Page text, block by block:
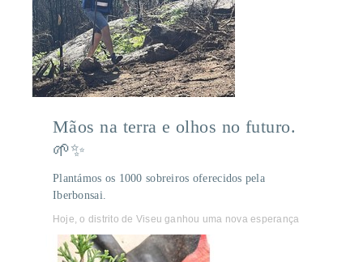
Mãos na terra e olhos no futuro.
🌱✨
Plantámos os 1000 sobreiros oferecidos pela
Iberbonsai.
Hoje, o distrito de Viseu ganhou uma nova esperança